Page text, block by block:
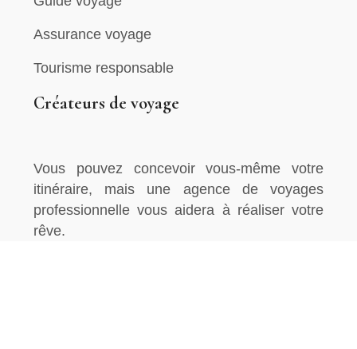
Assurance voyage
Tourisme responsable
Créateurs de voyage
Vous pouvez concevoir vous-même votre
itinéraire, mais une agence de voyages
professionnelle vous aidera à réaliser votre
rêve.